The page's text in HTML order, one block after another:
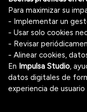
Para maximizar su
- Implementar un
- Usar solo cookies
- Revisar
- Alinear cookies,
En Impulsa Studio,
datos digitales de
experiencia de